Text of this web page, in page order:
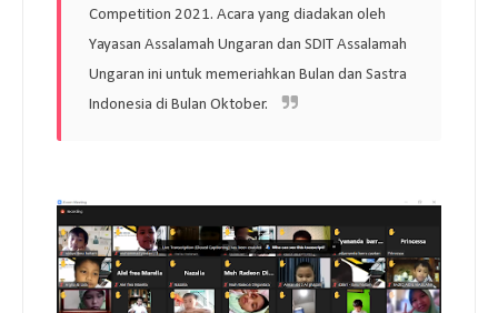
Competition 2021. Acara yang diadakan oleh
Yayasan Assalamah Ungaran dan SDIT Assalamah
Ungaran ini untuk memeriahkan Bulan dan Sastra
Indonesia di Bulan Oktober.